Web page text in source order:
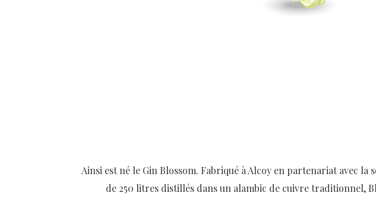
Ainsi est né le Gin Blossom. Fabriqué à Alcoy en partenariat avec
de 250 litres distillés dans un alambic de cuivre traditionnel,